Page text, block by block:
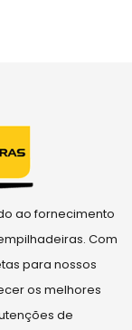
ao fornecimento
Com
para nossos
os melhores
de